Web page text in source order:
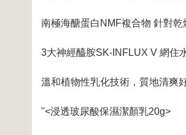
南極海醣蛋白NMF複合物 針對
3大神經醯胺SK-INFLUX V 網住
溫和植物性乳化技術，質地清爽
"<浸透玻尿酸保濕潔顏乳20g>